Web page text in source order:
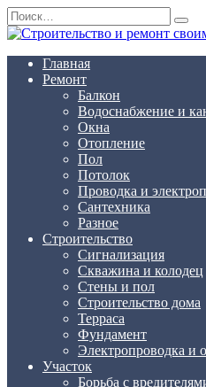
Перейти
к
содержанию
Search
for:
Главная
Ремонт
Балкон
Водоснабжение и
Окна
Отопление
Пол
Потолок
Проводка и
Сантехника
Разное
Строительство
Сигнализация
Скважина и колодец
Стены и пол
Строительство дома
Терраса
Фундамент
Электропроводка и
Участок
Борьба с